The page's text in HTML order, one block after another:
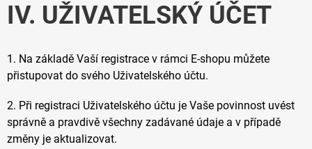
IV. UŽIVATELSKÝ ÚČET
1. Na základě Vaší registrace v rámci E-shopu můžete
přistupovat do svého Uživatelského účtu.
2. Při registraci Uživatelského účtu je Vaše povinnost uvést
správně a pravdivě všechny zadávané údaje a v případě
změny je aktualizovat.